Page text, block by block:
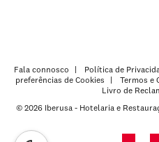
Fala connosco Política de
preferências de Cookies
Termos e
Livro de
© 2026 Iberusa - Hotelaria e